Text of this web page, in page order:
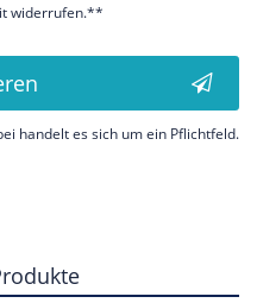
widerrufen.**
handelt es sich um ein Pflichtfeld.